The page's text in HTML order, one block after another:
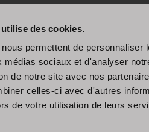
des cookies.
permettent de
médias sociaux et d'analyser
de notre site avec nos
celles-ci avec d'autres
de votre utilisation de leurs
© 2022